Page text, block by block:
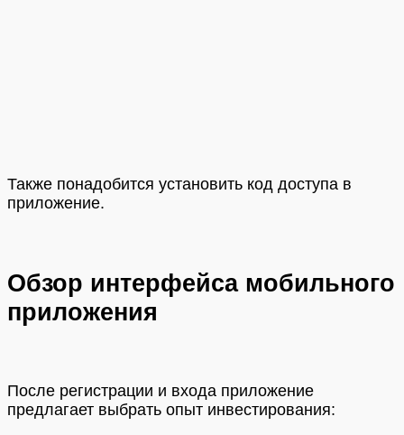
Также понадобится установить код доступа в
приложение.
Обзор интерфейса мобильного
приложения
После регистрации и входа приложение
предлагает выбрать опыт инвестирования: